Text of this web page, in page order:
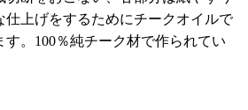
仕上げをするためにチークオイルで
す。100％純チーク材で作られてい